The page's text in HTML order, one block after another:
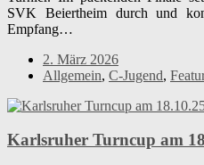
SVK Beiertheim durch und
Empfang…
2. März 2026
Allgemein, C-Jugend,
Karlsruher Turncup am